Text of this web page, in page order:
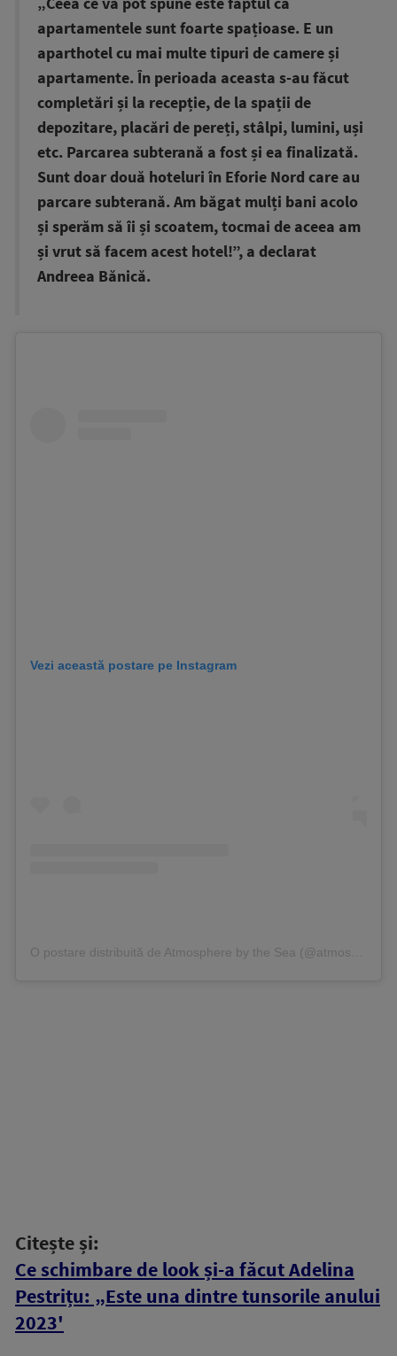
apartamentele sunt foarte spațioase. E un
aparthotel cu mai multe tipuri de camere și
apartamente. În perioada aceasta s-au făcut
completări și la recepție, de la spații de
depozitare, placări de pereți, stâlpi, lumini, uși
etc. Parcarea subterană a fost și ea finalizată.
Sunt doar două hoteluri în Eforie Nord care au
parcare subterană. Am băgat mulți bani acolo
și sperăm să îi și scoatem, tocmai de aceea am
și vrut să facem acest hotel!”, a declarat
Andreea Bănică.
Vezi această postare pe Instagram
O postare distribuită de Atmosphere by the Sea (@atmospherebythesea)
Citește și:
Ce schimbare de look și-a făcut Adelina
Pestrițu: „Este una dintre tunsorile anului
2023'